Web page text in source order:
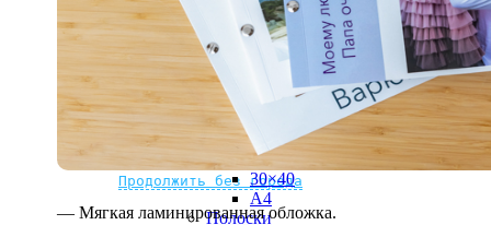
Не нашли Ваш город?
Мы доставляем по всему миру
Продолжить без города
10х10
10×15
13×18
15×15
20×30
30×30
30×40
A4
Полоски
— Мягкая ламинированная обложка.